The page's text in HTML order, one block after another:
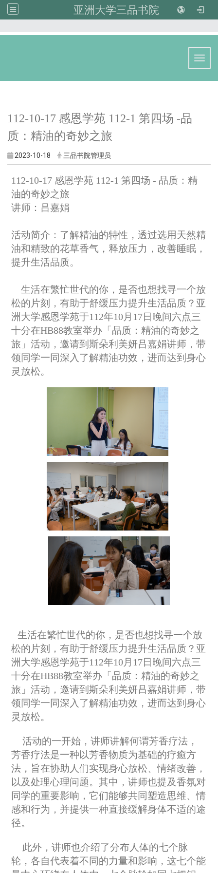
亚洲大学三品书院
112-10-17 感恩学苑 112-1 第四场 -品
质：精油的奇妙之旅
2023-10-18 三品书院管理员
112-10-17 感恩学苑 112-1 第四场 - 品质：精
油的奇妙之旅
讲师：吕嘉娟
活动简介： 了解精油的特性，透过选用天然精
油和精致的花草香气，释放压力，改善睡眠，
提升生活品质。
生活在繁忙世代的你，是否也想找寻一个放
松的片刻，有助于舒缓压力提升生活品质？亚
洲大学感恩学苑于112年10月17日晚间六点三
十分在HB88教室举办「品质：精油的奇妙之
旅」活动，邀请到斯朵利美妍吕嘉娟讲师，带
领同学一同深入了解精油功效，进而达到身心
灵放松。
生活在繁忙世代的你，是否也想找寻一个放
松的片刻，有助于舒缓压力提升生活品质？亚
洲大学感恩学苑于112年10月17日晚间六点三
十分在HB88教室举办「品质：精油的奇妙之
旅」活动，邀请到斯朵利美妍吕嘉娟讲师，带
领同学一同深入了解精油功效，进而达到身心
灵放松。
活动的一开始，讲师讲解何谓芳香疗法，
芳香疗法是一种以芳香物质为基础的疗癒方
法，旨在协助人们实现身心放松、情绪改善，
以及处理心理问题。其中，讲师也提及香氛对
同学的重要影响，它们能够共同塑造思维、情
感和行为，并提供一种直接缓解身体不适的途
径。
此外，讲师也介绍了分布人体的七个脉
轮，各自代表着不同的力量和影响，这七个能